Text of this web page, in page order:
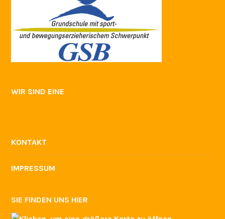
WIR SIND EINE
KONTAKT
IMPRESSUM
SIE FINDEN UNS HIER